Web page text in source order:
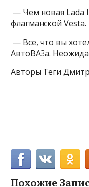
— Чем новая Lada
флагманской Vesta.
— Все, что вы
АвтоВАЗа.
Авторы Теги
Похожие